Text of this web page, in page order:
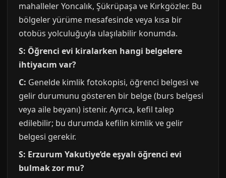
mahalleler Yoncalık, Şükrüpaşa ve Kırkgözler. Bu
bölgeler yürüme mesafesinde veya kısa bir
otobüs yolculuğuyla ulaşılabilir konumda.
S: Öğrenci evi kiralarken hangi belgelere
ihtiyacım var?
C: Genelde kimlik fotokopisi, öğrenci belgesi ve
gelir durumunu gösteren bir belge (burs belgesi
veya aile beyanı) istenir. Ayrıca, kefil talep
edilebilir; bu durumda kefilin kimlik ve gelir
belgesi gerekir.
S: Erzurum Yakutiye’de eşyalı öğrenci evi
bulmak zor mu?